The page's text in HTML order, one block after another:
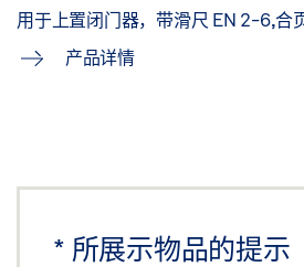
用于上置闭门器，带滑尺 EN 2-6,合
产品详情
* 所展示物品的提示